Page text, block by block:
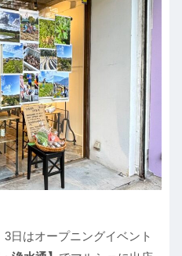
日はオープニングイベント